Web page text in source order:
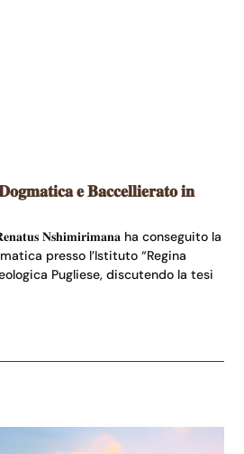
𝐞 𝐁𝐚𝐜𝐜𝐞𝐥𝐥𝐢𝐞𝐫𝐚𝐭𝐨 𝐢𝐧
𝐍𝐬𝐡𝐢𝐦𝐢𝐫𝐢𝐦𝐚𝐧𝐚 ha conseguito la
presso l’Istituto “Regina
Pugliese, discutendo la tesi